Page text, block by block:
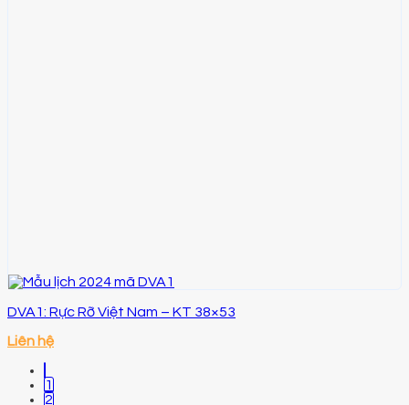
DVA1: Rực Rỡ Việt Nam – KT 38×53
Liên hệ
1
2